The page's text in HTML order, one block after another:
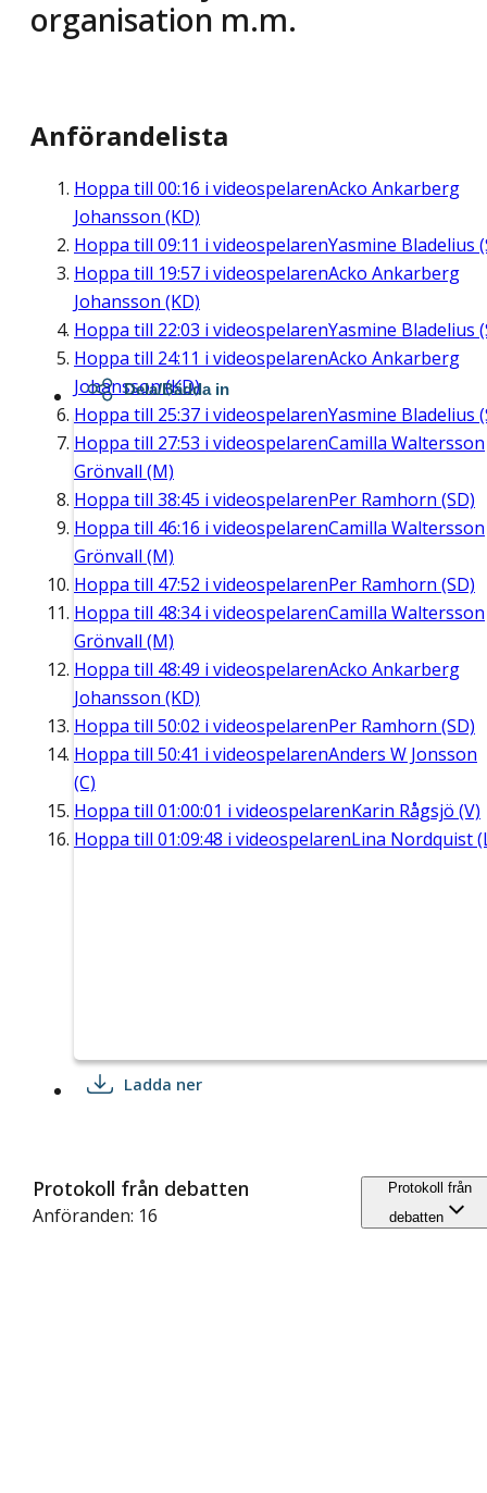
organisation m.m.
Anförandelista
Hoppa till 00:16 i videospelarenAcko Ankarberg
Johansson (KD)
Hoppa till 09:11 i videospelarenYasmine Bladelius
Hoppa till 19:57 i videospelarenAcko Ankarberg
Johansson (KD)
Hoppa till 22:03 i videospelarenYasmine Bladelius
Hoppa till 24:11 i videospelarenAcko Ankarberg
Johansson (KD)
Hoppa till 25:37 i videospelarenYasmine Bladelius
Hoppa till 27:53 i videospelarenCamilla Waltersson
Grönvall (M)
Hoppa till 38:45 i videospelarenPer Ramhorn (SD)
Hoppa till 46:16 i videospelarenCamilla Waltersson
Grönvall (M)
Hoppa till 47:52 i videospelarenPer Ramhorn (SD)
Hoppa till 48:34i videospelarenCamilla Waltersson
Grönvall (M)
Hoppa till 48:49 i videospelarenAcko Ankarberg
Johansson (KD)
Hoppa till 50:02 i videospelarenPer Ramhorn (SD)
Hoppa till 50:41 i videospelarenAnders W Jonsson
(C)
Hoppa till 01:00:01 i videospelarenKarin Rågsjö (V)
Hoppa till 01:09:48 i videospelarenLina Nordquist
Dela/Bädda in
Ladda ner
Protokoll från debatten
Anföranden: 16
Protokoll från
debatten